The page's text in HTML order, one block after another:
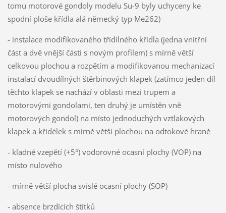
tomu motorové gondoly modelu Su-9 byly uchyceny ke
spodní ploše křídla alá německý typ Me262)
- instalace modifikovaného třídílného křídla (jedna vnitřní
část a dvě vnější části s novým profilem) s mírně větší
celkovou plochou a rozpětím a modifikovanou mechanizací
instalací dvoudílných štěrbinových klapek (zatímco jeden díl
těchto klapek se nachází v oblasti mezi trupem a
motorovými gondolami, ten druhý je umístěn vně
motorových gondol) na místo jednoduchých vztlakových
klapek a křidélek s mírně větší plochou na odtokové hraně
- kladné vzepětí (+5°) vodorovné ocasní plochy (VOP) na
místo nulového
- mírně větší plocha svislé ocasní plochy (SOP)
- absence brzdících štítků